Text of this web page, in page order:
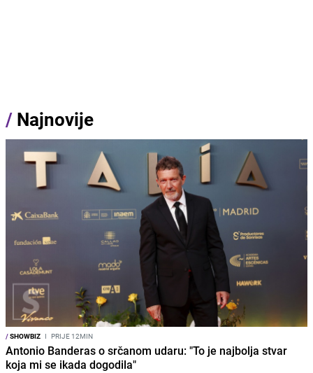
/ Najnovije
/SHOWBIZ I PRIJE 12MIN
Antonio Banderas o srčanom udaru: "To je najbolja stvar
koja mi se ikada dogodila"